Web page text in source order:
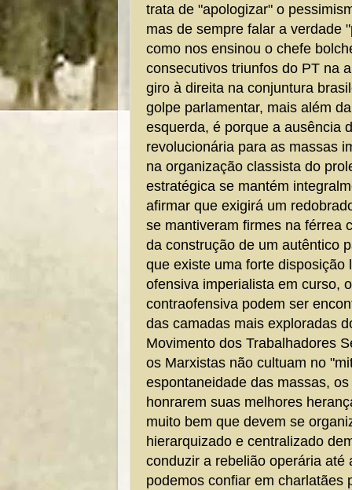
trata de "apologizar" o
mas de sempre falar a verdade
como nos ensinou o chefe
consecutivos triunfos do PT na
giro à direita na conjuntura
golpe parlamentar, mais além
esquerda, é porque a ausência
revolucionária para as massas
na organização classista do
estratégica se mantém
afirmar que exigirá um
se mantiveram firmes na férrea
da construção de um autêntico
que existe uma forte disposição
ofensiva imperialista em curso,
contraofensiva podem ser
das camadas mais exploradas
Movimento dos Trabalhadores
os Marxistas não cultuam no
espontaneidade das massas,
honrarem suas melhores
muito bem que devem se
hierarquizado e centralizado
conduzir a rebelião operária até
podemos confiar em charlatães